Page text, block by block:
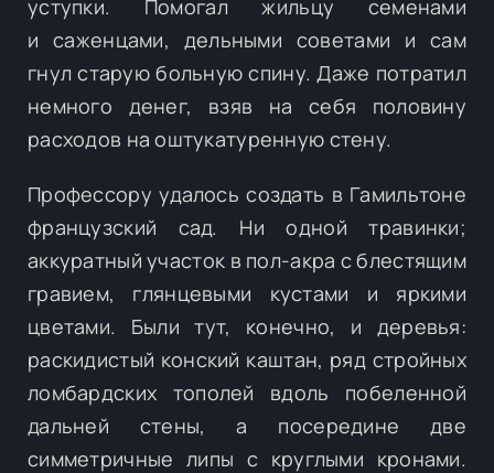
уступки. Помогал жильцу семенами
и саженцами, дельными советами и сам
гнул старую больную спину. Даже потратил
немного денег, взяв на себя половину
расходов на оштукатуренную стену.
Профессору удалось создать в Гамильтоне
французский сад. Ни одной травинки;
аккуратный участок в пол-акра с блестящим
гравием, глянцевыми кустами и яркими
цветами. Были тут, конечно, и деревья:
раскидистый конский каштан, ряд стройных
ломбардских тополей вдоль побеленной
дальней стены, а посередине две
симметричные липы с круглыми кронами.